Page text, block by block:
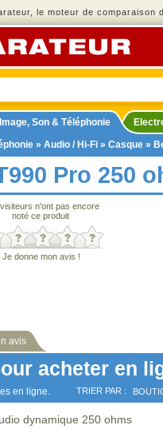
le moteur de comparaison
Image, Son & Téléphonie
» Audio / Hi-Fi » Casque »
Pro 250
n'ont pas encore
noté ce produit
Je donne mon avis !
avis
acheter en
en ligne. TRIER PAR :
dynamique 250 ohms